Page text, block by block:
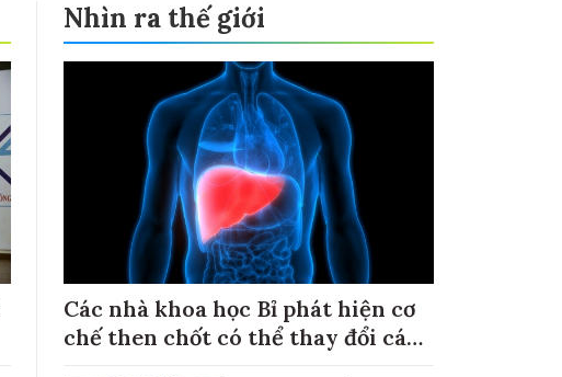
Nhìn ra thế giới
Các nhà khoa học Bỉ phát hiện cơ
chế then chốt có thể thay đổi cách